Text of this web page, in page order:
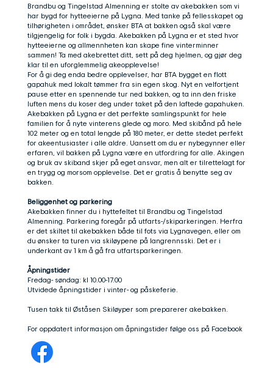
Brandbu og Tingelstad Almenning er stolte av akebakken som vi
har bygd for hytteeierne på Lygna. Med tanke på fellesskapet og
tilhørigheten i området, ønsker BTA at bakken også skal være
tilgjengelig for folk i bygda. Akebakken på Lygna er et sted hvor
hytteeierne og allmennheten kan skape fine vinterminner
sammen! Ta med akebrettet ditt, sett på deg hjelmen, og gjør deg
klar til en uforglemmelig akeopplevelse!
For å gi deg enda bedre opplevelser, har BTA bygget en flott
gapahuk med lokalt tømmer fra sin egen skog. Nyt en velfortjent
pause etter en spennende tur ned bakken, og ta inn den friske
luften mens du koser deg under taket på den laftede gapahuken.
Akebakken på Lygna er det perfekte samlingspunkt for hele
familien for å nyte vinterens glede og moro. Med skibånd på hele
102 meter og en total lengde på 180 meter, er dette stedet perfekt
for akeentusiaster i alle aldre. Uansett om du er nybegynner eller
erfaren, vil bakken på Lygna være en utfordring for alle. Akingen
og bruk av skiband skjer på eget ansvar, men alt er tilrettelagt for
en trygg og morsom opplevelse. Det er gratis å benytte seg av
bakken.
Beliggenhet og parkering
Akebakken finner du i hyttefeltet til Brandbu og Tingelstad
Almenning. Parkering foregår på utfarts-/skiparkeringen. Herfra
er det skiltet til akebakken både til fots via Lygnavegen, eller om
du ønsker ta turen via skiløypene på langrennsski. Det er i
underkant av 1 km å gå fra utfartsparkeringen.
Åpningstider
Fredag- søndag: kl 10.00-17.00
Utvidede åpningstider i vinter- og påskeferie.
Tusen takk til Øståsen Skiløyper som preparerer akebakken.
For oppdatert informasjon om åpningstider følge oss på Facebook